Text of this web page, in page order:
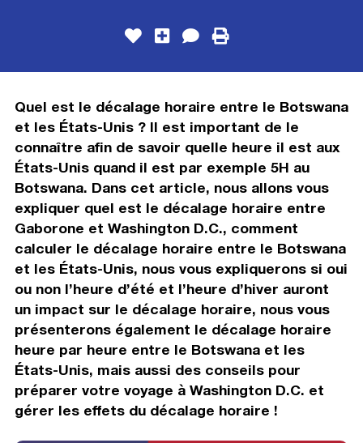
Quel est le décalage horaire entre le Botswana
et les États-Unis ? Il est important de le
connaître afin de savoir quelle heure il est aux
États-Unis quand il est par exemple 5H au
Botswana. Dans cet article, nous allons vous
expliquer quel est le décalage horaire entre
Gaborone et Washington D.C., comment
calculer le décalage horaire entre le Botswana
et les États-Unis, nous vous expliquerons si oui
ou non l’heure d’été et l’heure d’hiver auront
un impact sur le décalage horaire, nous vous
présenterons également le décalage horaire
heure par heure entre le Botswana et les
États-Unis, mais aussi des conseils pour
préparer votre voyage à Washington D.C. et
gérer les effets du décalage horaire !